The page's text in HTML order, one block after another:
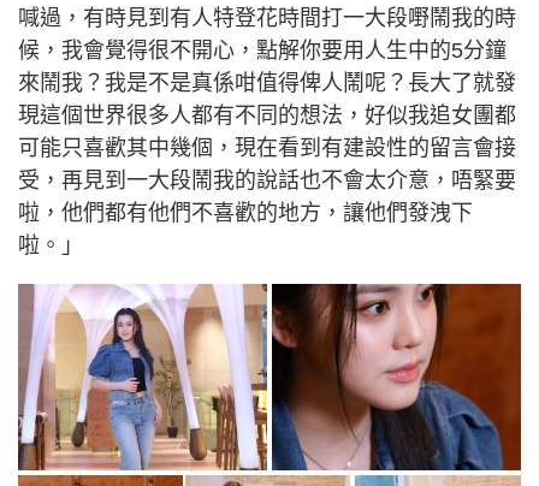
喊過，有時見到有人特登花時間打一大段嘢鬧我的時
候，我會覺得很不開心，點解你要用人生中的5分鐘
來鬧我？我是不是真係咁值得俾人鬧呢？長大了就發
現這個世界很多人都有不同的想法，好似我追女團都
可能只喜歡其中幾個，現在看到有建設性的留言會接
受，再見到一大段鬧我的說話也不會太介意，唔緊要
啦，他們都有他們不喜歡的地方，讓他們發洩下
啦。」